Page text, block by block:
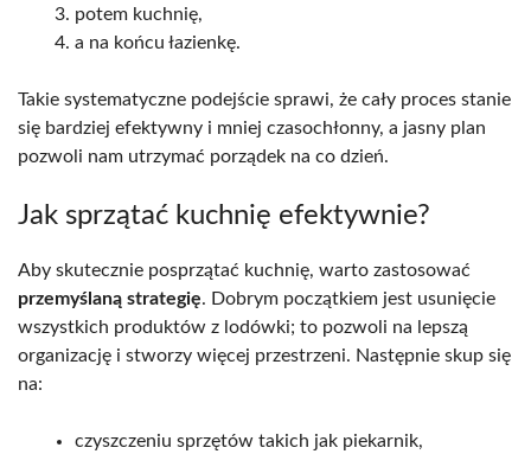
potem kuchnię,
a na końcu łazienkę.
Takie systematyczne podejście sprawi, że cały proces stanie
się bardziej efektywny i mniej czasochłonny, a jasny plan
pozwoli nam utrzymać porządek na co dzień.
Jak sprzątać kuchnię efektywnie?
Aby skutecznie posprzątać kuchnię, warto zastosować
przemyślaną strategię. Dobrym początkiem jest usunięcie
wszystkich produktów z lodówki; to pozwoli na lepszą
organizację i stworzy więcej przestrzeni. Następnie skup się
na:
czyszczeniu sprzętów takich jak piekarnik,